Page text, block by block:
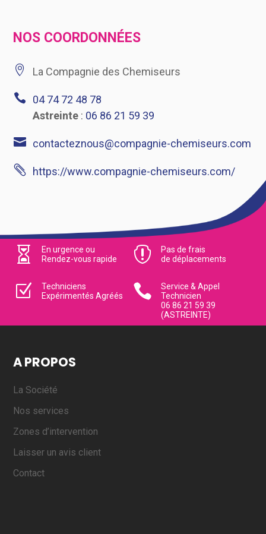
NOS COORDONNÉES
 La Compagnie des Chemiseurs

04 74 72 48 78
Astreinte: 06 86 21 59 39
 contacteznous@compagnie-chemiseurs.com
 https://www.compagnie-chemiseurs.com/

En urgence ou
Rendez-vous rapide

Pas de frais
de déplacements
Z
Techniciens
Expérimentés Agréés

Service & Appel
Technicien
06 86 21 59 39
(ASTREINTE)
A PROPOS
La Société
Nos services
Zones d’intervention
Laisser un avis client
Contact